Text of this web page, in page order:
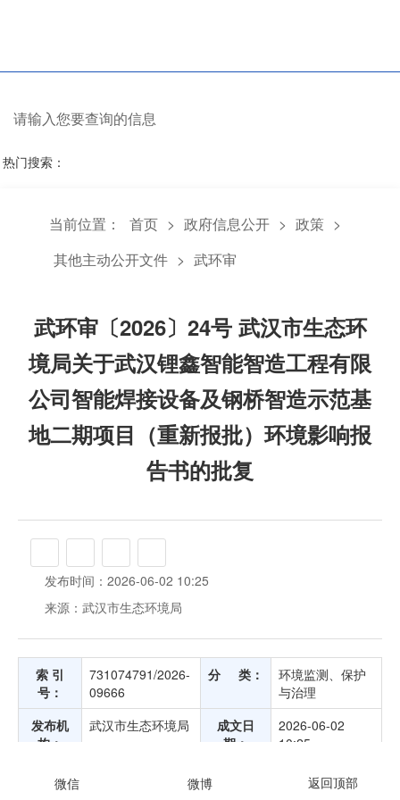
热门搜索：
当前位置： 首页 > 政府信息公开 > 政策 >
其他主动公开文件 > 武环审
武环审〔2026〕24号 武汉市生态环
境局关于武汉锂鑫智能智造工程有限
公司智能焊接设备及钢桥智造示范基
地二期项目（重新报批）环境影响报
告书的批复
发布时间：2026-06-02 10:25
来源：武汉市生态环境局
索 引
号：
731074791/2026-
09666
分 类：
环境监测、保护
与治理
发布机
构：
武汉市生态环境局
成文日
期：
2026-06-02
10:25
文 号：
2026-06-02
10:25